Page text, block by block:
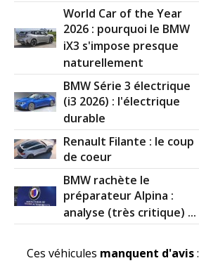
World Car of the Year
2026 : pourquoi le BMW
iX3 s'impose presque
naturellement
BMW Série 3 électrique
(i3 2026) : l'électrique
durable
Renault Filante : le coup
de coeur
BMW rachète le
préparateur Alpina :
analyse (très critique) ...
Ces véhicules manquent d'avis: